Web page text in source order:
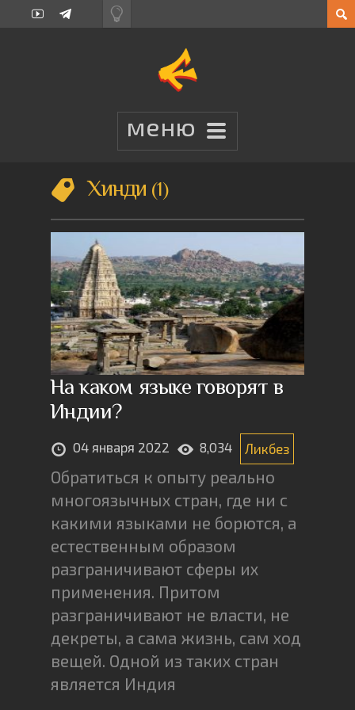
Хинди 1
На каком языке говорят в
Индии?
04 января 2022 8,034 Ликбез
Обратиться к опыту реально
многоязычных стран, где ни с
какими языками не борются, а
естественным образом
разграничивают сферы их
применения. Притом
разграничивают не власти, не
декреты, а сама жизнь, сам ход
вещей. Одной из таких стран
является Индия